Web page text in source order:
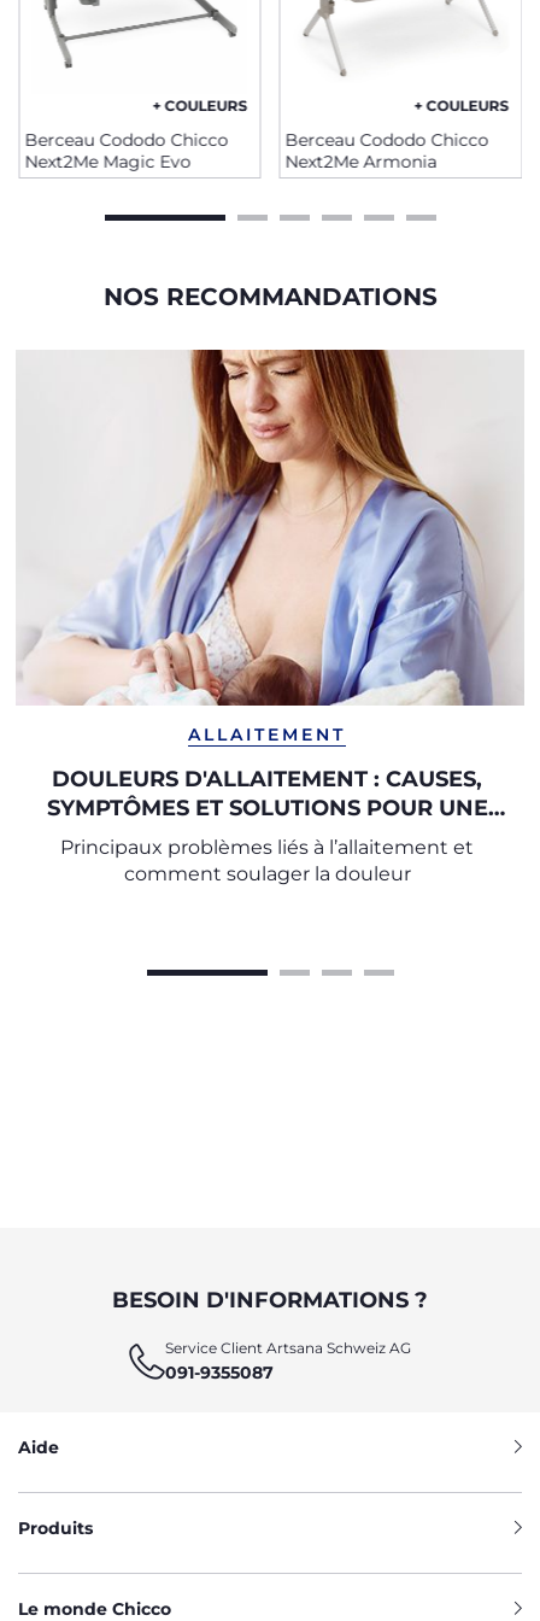
+ COULEURS
Berceau Cododo Chicco
Next2Me Magic Evo
+ COULEURS
Berceau Cododo Chicco
Next2Me Armonia
NOS RECOMMANDATIONS
ALLAITEMENT
DOULEURS D'ALLAITEMENT : CAUSES,
SYMPTÔMES ET SOLUTIONS POUR UNE
GESTION SEREINE
Principaux problèmes liés à l’allaitement et
comment soulager la douleur
BESOIN D'INFORMATIONS ?
Service Client Artsana Schweiz AG
091-9355087
Aide
Produits
Le monde Chicco